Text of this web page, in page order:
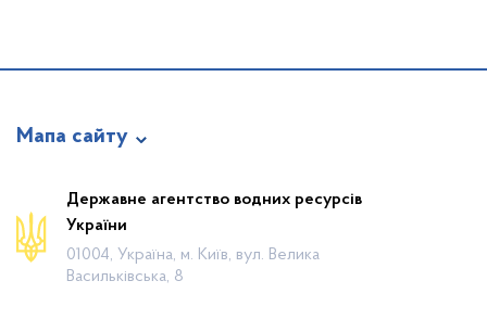
Мапа сайту
Про відомство
Діяльність
Громадянам
Державне агентство водних ресурсів
України
01004, Україна, м. Київ, вул. Велика
Васильківська, 8